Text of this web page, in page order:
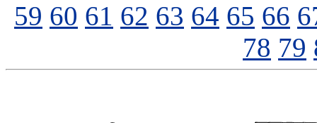
59 60 61 62 63 64 65 66
78 79